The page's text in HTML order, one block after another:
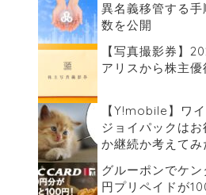
異名義移管する手
数を公開
【写真撮影券】
アリスから株主
【Y!mobile】ワ
ジョイパックは
か継続か考えてみ
グルーポンでケ
円プリペイドが